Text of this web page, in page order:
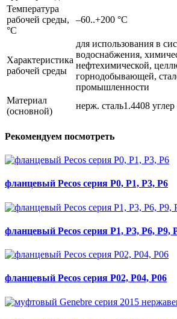
Температура
рабочей среды,
°С
–60..+200 °С
Характеристика
рабочей среды
для использования в
водоснабжения,
нефтехимической,
горнодобывающей,
промышленности
Материал
(основной)
нерж. сталь1.4408 углер
Рекомендуем посмотреть
фланцевый Pecos серия Р0, Р1, Р3, Р6
фланцевый Pecos серия Р1, Р3, Р6, P9,
фланцевый Pecos серия P02, P04, P06